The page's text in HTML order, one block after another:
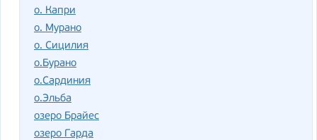
о. Капри
о. Мурано
о. Сицилия
о.Бурано
о.Сардиния
о.Эльба
озеро Брайес
озеро Гарда